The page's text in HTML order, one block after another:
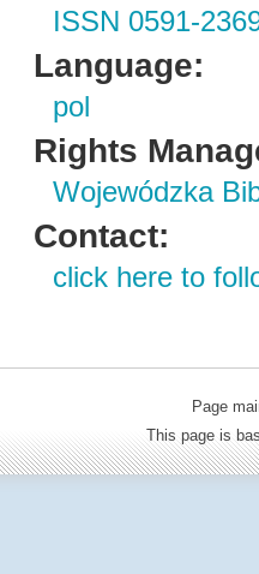
ISSN 0591-
Language:
pol
Rights
Wojewódzka
Contact:
click here to
Page
This page is